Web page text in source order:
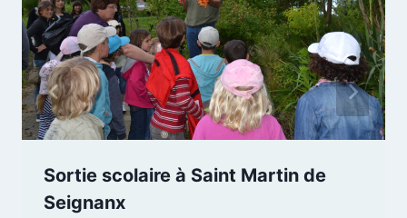
Sortie scolaire à Saint Martin de
Seignanx